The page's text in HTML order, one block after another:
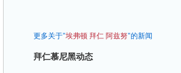
更多关于"埃弗顿 拜仁 阿兹努"的新闻
拜仁慕尼黑动态